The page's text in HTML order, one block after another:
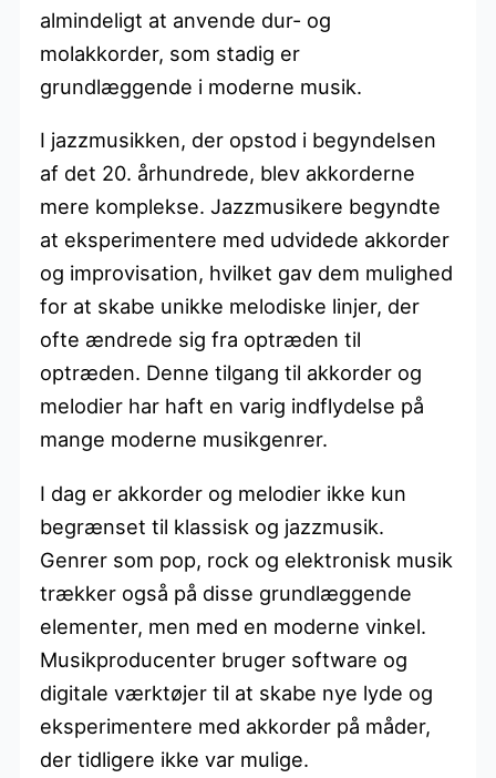
almindeligt at anvende dur- og
molakkorder, som stadig er
grundlæggende i moderne musik.
I jazzmusikken, der opstod i begyndelsen
af det 20. århundrede, blev akkorderne
mere komplekse. Jazzmusikere begyndte
at eksperimentere med udvidede akkorder
og improvisation, hvilket gav dem mulighed
for at skabe unikke melodiske linjer, der
ofte ændrede sig fra optræden til
optræden. Denne tilgang til akkorder og
melodier har haft en varig indflydelse på
mange moderne musikgenrer.
I dag er akkorder og melodier ikke kun
begrænset til klassisk og jazzmusik.
Genrer som pop, rock og elektronisk musik
trækker også på disse grundlæggende
elementer, men med en moderne vinkel.
Musikproducenter bruger software og
digitale værktøjer til at skabe nye lyde og
eksperimentere med akkorder på måder,
der tidligere ikke var mulige.